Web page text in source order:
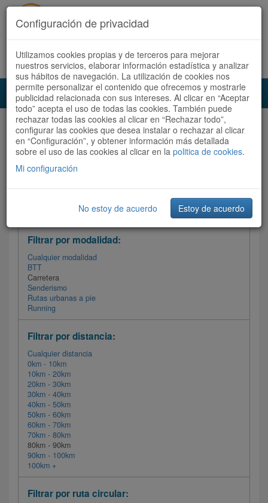
Acceder Registrate ahora Español | Català
Audioruta Todas las rutas
Todas las rutas
Ordenar por: Más recientes /
Filtrar las rutas
Filtrar por modalidad:
Cualquier modalidad
BTT
Carretera
Senderismo
Rutas urbanas a pie
Running
Filtrar por distancia:
Cualquier distancia
0km - 10km
10km - 20km
20km - 30km
30km - 40km
40km - 50km
50km - 60km
60km - 70km
70km - 80km
80km - 90km
90km - 100km
100km +
Filtrar por ruta circular:
Configuración de privacidad
Utilizamos cookies propias y de terceros para mejorar
nuestros servicios, elaborar información estadística y analizar
sus hábitos de navegación. La utilización de cookies nos
permite personalizar el contenido que ofrecemos y mostrarle
publicidad relacionada con sus intereses. Al clicar en “Aceptar
todo” acepta el uso de todas las cookies. También puede
rechazar todas las cookies al clicar en “Rechazar todo”,
configurar las cookies que desea instalar o rechazar al clicar
en “Configuración”, y obtener información más detallada
sobre el uso de las cookies al clicar en la politica de cookies.
Mi configuración
No estoy de acuerdo Estoy de acuerdo